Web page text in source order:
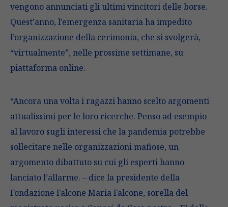
vengono annunciati gli ultimi vincitori delle borse.
Quest’anno, l’emergenza sanitaria ha impedito
l’organizzazione della cerimonia, che si svolgerà,
“virtualmente”, nelle prossime settimane, su
piattaforma online.
“Ancora una volta i ragazzi hanno scelto argomenti
attualissimi per le loro ricerche. Penso ad esempio
al lavoro sugli interessi che la pandemia potrebbe
sollecitare nelle organizzazioni mafiose, un
argomento dibattuto su cui gli esperti hanno
lanciato l’allarme. – dice la presidente della
Fondazione Falcone Maria Falcone, sorella del